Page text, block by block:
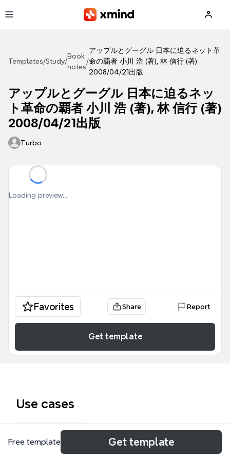
Templates/Study/
Book
notes
/
アップルとグーグル 日本に迫るネット革
命の覇者 小川 浩 (著), 林 信行 (著)
2008/04/21出版
アップルとグーグル 日本に迫るネッ
ト革命の覇者 小川 浩 (著), 林 信行 (著)
2008/04/21出版
Turbo
Loading preview...
Favorites Share Report
Get template
Use cases
Book notes
Free template Get template